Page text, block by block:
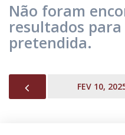
Não foram
resultados para
pretendida.
PREVIOUSFEV 10,